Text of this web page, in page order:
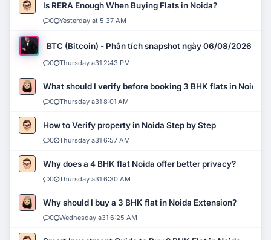
Is RERA Enough When Buying Flats in Noida?
0 Yesterday at 5:37 AM
BTC (Bitcoin) - Phân tích snapshot ngày 06/08/2026
0 Thursday a31 2:43 PM
What should I verify before booking 3 BHK flats in Noida?
0 Thursday a31 8:01 AM
How to Verify property in Noida Step by Step
0 Thursday a31 6:57 AM
Why does a 4 BHK flat Noida offer better privacy?
0 Thursday a31 6:30 AM
Why should I buy a 3 BHK flat in Noida Extension?
0 Wednesday a31 6:25 AM